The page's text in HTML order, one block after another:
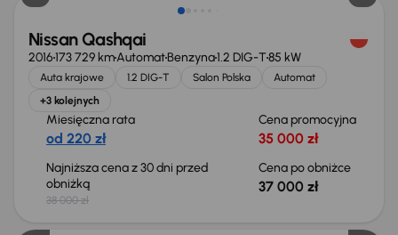
Nissan Qashqai
2016173 729 kmAutomatBenzyna1.2 DIG-T85 kW
Auta krajowe 1.2 DIG-T Salon Polska
Automat
+3 kolejnych
Miesięczna rata
od 220 zł
Cena promocyjna
35 000 zł
Najniższa cena z 30 dni przed
obniżką
38 000 zł
Cena po obniżce
37 000 zł
Extra zniżka 2 150 zł